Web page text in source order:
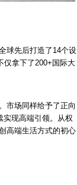
球先后打造了14个设
仅拿下了200+国际大
市场同样给予了正向
实现高端引领。从权
高端生活方式的初心